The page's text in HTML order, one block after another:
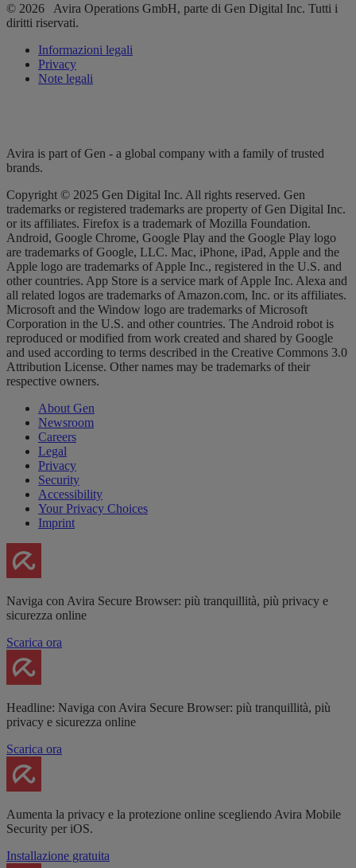
© 2026 Avira Operations GmbH, parte di Gen Digital Inc. Tutti i
diritti riservati.
Informazioni legali
Privacy
Note legali
Avira is part of Gen - a global company with a family of trusted
brands.
Copyright © 2025 Gen Digital Inc. All rights reserved. Gen
trademarks or registered trademarks are property of Gen Digital Inc.
or its affiliates. Firefox is a trademark of Mozilla Foundation.
Android, Google Chrome, Google Play and the Google Play logo
are trademarks of Google, LLC. Mac, iPhone, iPad, Apple and the
Apple logo are trademarks of Apple Inc., registered in the U.S. and
other countries. App Store is a service mark of Apple Inc. Alexa and
all related logos are trademarks of Amazon.com, Inc. or its affiliates.
Microsoft and the Window logo are trademarks of Microsoft
Corporation in the U.S. and other countries. The Android robot is
reproduced or modified from work created and shared by Google
and used according to terms described in the Creative Commons 3.0
Attribution License. Other names may be trademarks of their
respective owners.
About Gen
Newsroom
Careers
Legal
Privacy
Security
Accessibility
Your Privacy Choices
Imprint
Naviga con Avira Secure Browser: più tranquillità, più privacy e
sicurezza online
Scarica ora
Headline: Naviga con Avira Secure Browser: più tranquillità, più
privacy e sicurezza online
Scarica ora
Aumenta la privacy e la protezione online scegliendo Avira Mobile
Security per iOS.
Installazione gratuita